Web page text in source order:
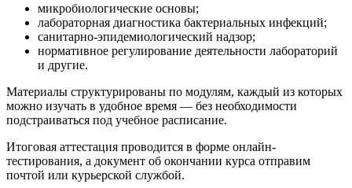
микробиологические основы;
лабораторная диагностика бактериальных инфекций;
санитарно-эпидемиологический надзор;
нормативное регулирование деятельности лабораторий
и другие.
Материалы структурированы по модулям, каждый из которых
можно изучать в удобное время — без необходимости
подстраиваться под учебное расписание.
Итоговая аттестация проводится в форме онлайн-
тестирования, а документ об окончании курса отправим
почтой или курьерской службой.